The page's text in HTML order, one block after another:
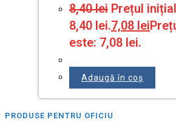
8,40lei Prețul
8,40 lei.7,08 lei
este: 7,08 lei.
Adaugă în coș
PRODUSE PENTRU OFICIU